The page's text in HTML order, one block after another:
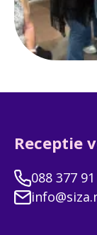
Receptie
088 377